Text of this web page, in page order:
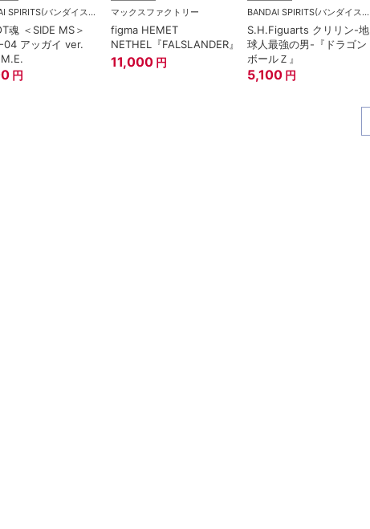
BANDAI SPIRITS(バンダイスピリッツ)
魂 ＜SIDE MS＞
04 アッガイ ver.
円
マックスファクトリー
figma HEMET
NETHEL『FALSLANDER』
11,000 円
BANDAI SPIRITS(バンダイスピリッツ)
S.H.Figuarts クリリン-地
球人最強の男-『ドラゴン
ボールＺ』
5,100 円